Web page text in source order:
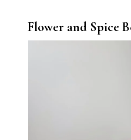
Flower and Spice